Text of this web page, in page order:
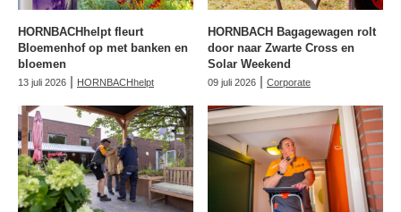
HORNBACHhelpt fleurt
Bloemenhof op met banken en
bloemen
13 juli 2026 | HORNBACHhelpt
HORNBACH Bagagewagen rolt
door naar Zwarte Cross en
Solar Weekend
09 juli 2026 | Corporate